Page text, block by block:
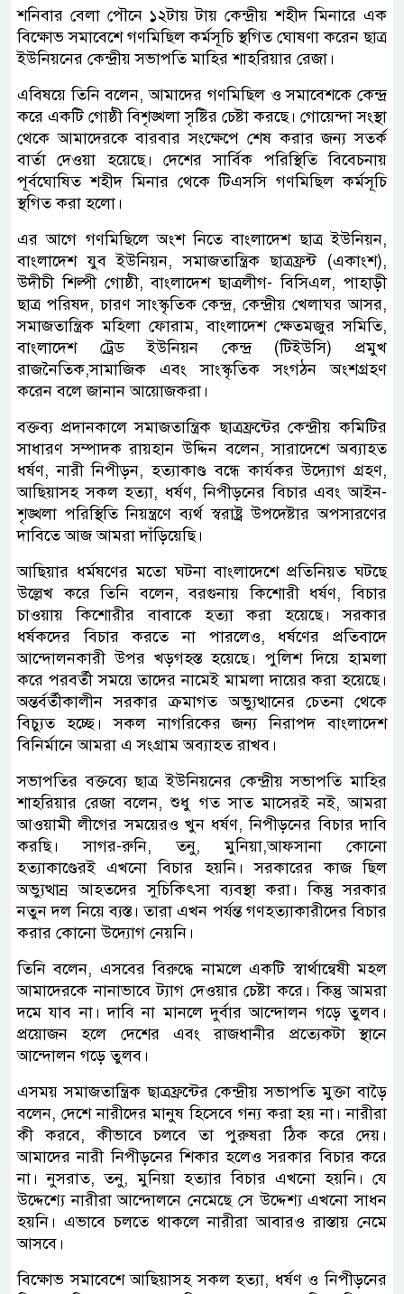
শনিবার বেলা পৌনে ১২টায় টায় কেন্দ্রীয় শহীদ মিনারে এক
বিক্ষোভ সমাবেশে গণমিছিল কর্মসূচি স্থগিত ঘোষণা করেন ছাত্র
ইউনিয়নের কেন্দ্রীয় সভাপতি মাহির শাহরিয়ার রেজা।
এবিষয়ে তিনি বলেন, আমাদের গণমিছিল ও সমাবেশকে কেন্দ্র
করে একটি গোষ্ঠী বিশৃঙ্খলা সৃষ্টির চেষ্টা করছে। গোয়েন্দা সংস্থা
থেকে আমাদেরকে বারবার সংক্ষেপে শেষ করার জন্য সতর্ক
বার্তা দেওয়া হয়েছে। দেশের সার্বিক পরিস্থিতি বিবেচনায়
পূর্বঘোষিত শহীদ মিনার থেকে টিএসসি গণমিছিল কর্মসূচি
স্থগিত করা হলো।
এর আগে গণমিছিলে অংশ নিতে বাংলাদেশ ছাত্র ইউনিয়ন,
বাংলাদেশ যুব ইউনিয়ন, সমাজতান্ত্রিক ছাত্রফ্রন্ট (একাংশ),
উদীচী শিল্পী গোষ্ঠী, বাংলাদেশ ছাত্রলীগ- বিসিএল, পাহাড়ী
ছাত্র পরিষদ, চারণ সাংস্কৃতিক কেন্দ্র, কেন্দ্রীয় খেলাঘর আসর,
সমাজতান্ত্রিক মহিলা ফোরাম, বাংলাদেশ ক্ষেতমজুর সমিতি,
বাংলাদেশ ট্রেড ইউনিয়ন কেন্দ্র (টিইউসি) প্রমুখ
রাজনৈতিক,সামাজিক এবং সাংস্কৃতিক সংগঠন অংশগ্রহণ
করেন বলে জানান আয়োজকরা।
বক্তব্য প্রদানকালে সমাজতান্ত্রিক ছাত্রফ্রন্টের কেন্দ্রীয় কমিটির
সাধারণ সম্পাদক রায়হান উদ্দিন বলেন, সারাদেশে অব্যাহত
ধর্ষণ, নারী নিপীড়ন, হত্যাকাণ্ড বন্ধে কার্যকর উদ্যোগ গ্রহণ,
আছিয়াসহ সকল হত্যা, ধর্ষণ, নিপীড়নের বিচার এবং আইন-
শৃঙ্খলা পরিস্থিতি নিয়ন্ত্রণে ব্যর্থ স্বরাষ্ট্র উপদেষ্টার অপসারণের
দাবিতে আজ আমরা দাঁড়িয়েছি।
আছিয়ার ধর্মষণের মতো ঘটনা বাংলাদেশে প্রতিনিয়ত ঘটছে
উল্লেখ করে তিনি বলেন, বরগুনায় কিশোরী ধর্ষণ, বিচার
চাওয়ায় কিশোরীর বাবাকে হত্যা করা হয়েছে। সরকার
ধর্ষকদের বিচার করতে না পারলেও, ধর্ষণের প্রতিবাদে
আন্দোলনকারী উপর খড়গহস্ত হয়েছে। পুলিশ দিয়ে হামলা
করে পরবর্তী সময়ে তাদের নামেই মামলা দায়ের করা হয়েছে।
অন্তর্বর্তীকালীন সরকার ক্রমাগত অভ্যুত্থানের চেতনা থেকে
বিচ্যুত হচ্ছে। সকল নাগরিকের জন্য নিরাপদ বাংলাদেশ
বিনির্মানে আমরা এ সংগ্রাম অব্যাহত রাখব।
সভাপতির বক্তব্যে ছাত্র ইউনিয়নের কেন্দ্রীয় সভাপতি মাহির
শাহরিয়ার রেজা বলেন, শুধু গত সাত মাসেরই নই, আমরা
আওয়ামী লীগের সময়েরও খুন ধর্ষণ, নিপীড়নের বিচার দাবি
করছি। সাগর-রুনি, তনু, মুনিয়া,আফসানা কোনো
হত্যাকাণ্ডেরই এখনো বিচার হয়নি। সরকারের কাজ ছিল
অভ্যুত্থান্র আহতদের সুচিকিৎসা ব্যবস্থা করা। কিন্তু সরকার
নতুন দল নিয়ে ব্যস্ত। তারা এখন পর্যন্ত গণহত্যাকারীদের বিচার
করার কোনো উদ্যোগ নেয়নি।
তিনি বলেন, এসবের বিরুদ্ধে নামলে একটি স্বার্থান্বেষী মহল
আমাদেরকে নানাভাবে ট্যাগ দেওয়ার চেষ্টা করে। কিন্তু আমরা
দমে যাব না। দাবি না মানলে দুর্বার আন্দোলন গড়ে তুলব।
প্রয়োজন হলে দেশের এবং রাজধানীর প্রত্যেকটা স্থানে
আন্দোলন গড়ে তুলব।
এসময় সমাজতান্ত্রিক ছাত্রফ্রন্টের কেন্দ্রীয় সভাপতি মুক্তা বাড়ৈ
বলেন, দেশে নারীদের মানুষ হিসেবে গন্য করা হয় না। নারীরা
কী করবে, কীভাবে চলবে তা পুরুষরা ঠিক করে দেয়।
আমাদের নারী নিপীড়নের শিকার হলেও সরকার বিচার করে
না। নুসরাত, তনু, মুনিয়া হত্যার বিচার এখনো হয়নি। যে
উদ্দেশ্যে নারীরা আন্দোলনে নেমেছে সে উদ্দেশ্য এখনো সাধন
হয়নি। এভাবে চলতে থাকলে নারীরা আবারও রাস্তায় নেমে
আসবে।
বিক্ষোভ সমাবেশে আছিয়াসহ সকল হত্যা, ধর্ষণ ও নিপীড়নের